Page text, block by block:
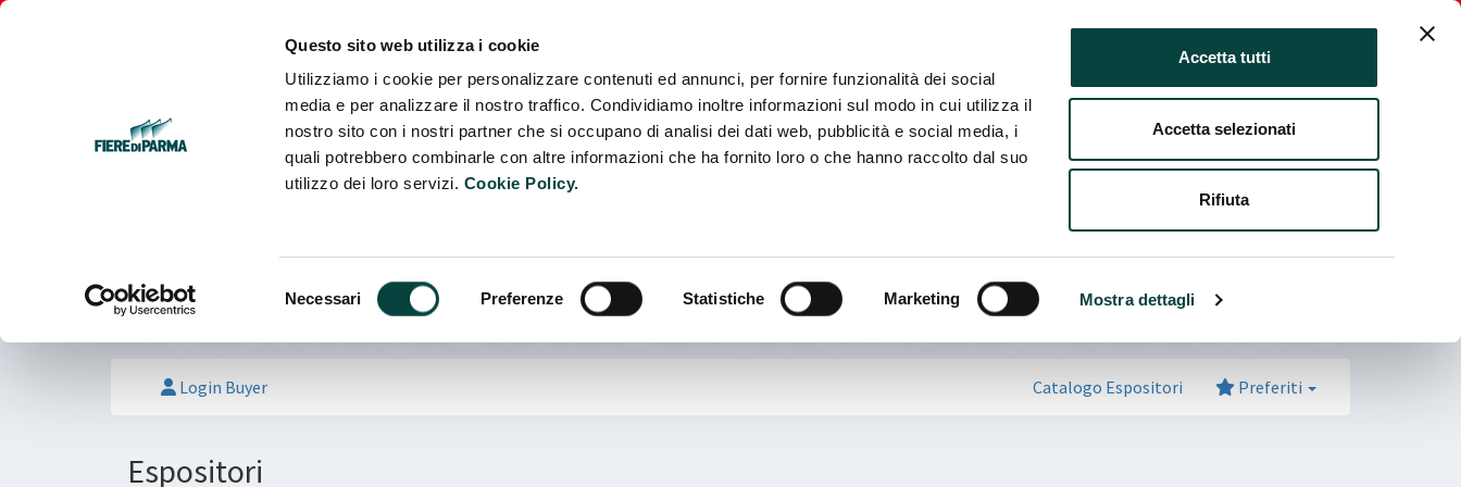
Questo sito web utilizza i cookie
Utilizziamo i cookie per personalizzare contenuti ed annunci, per fornire funzionalità dei social
media e per analizzare il nostro traffico. Condividiamo inoltre informazioni sul modo in cui utilizza il
nostro sito con i nostri partner che si occupano di analisi dei dati web, pubblicità e social media, i
quali potrebbero combinarle con altre informazioni che ha fornito loro o che hanno raccolto dal suo
utilizzo dei loro servizi. Cookie Policy.
Necessari Preferenze Statistiche Marketing Mostra dettagli
Accetta tutti
Accetta selezionati
Rifiuta
Italiano Login Espositore
Login Buyer Catalogo Espositori Preferiti
Espositori